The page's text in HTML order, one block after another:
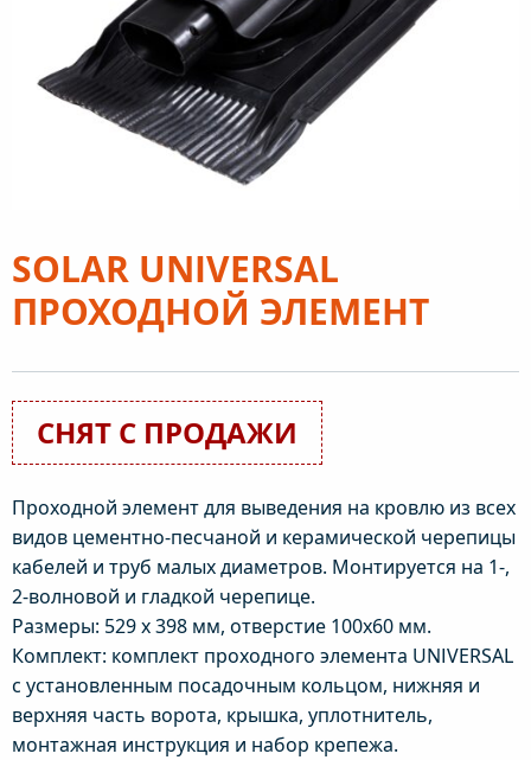
О КОМПАНИИ
НАЙТИ ДИЛЕРА СВЯЖИТЕСЬ С НАМИ
SV-FI
SOLAR UNIVERSAL
ПРОХОДНОЙ ЭЛЕМЕНТ
СНЯТ С ПРОДАЖИ
Проходной элемент для выведения на кровлю из всех
видов цементно-песчаной и керамической черепицы
кабелей и труб малых диаметров. Монтируется на 1-,
2-волновой и гладкой черепице.
Размеры: 529 x 398 мм, отверстие 100х60 мм.
Комплект: комплект проходного элемента UNIVERSAL
с установленным посадочным кольцом, нижняя и
верхняя часть ворота, крышка, уплотнитель,
монтажная инструкция и набор крепежа.